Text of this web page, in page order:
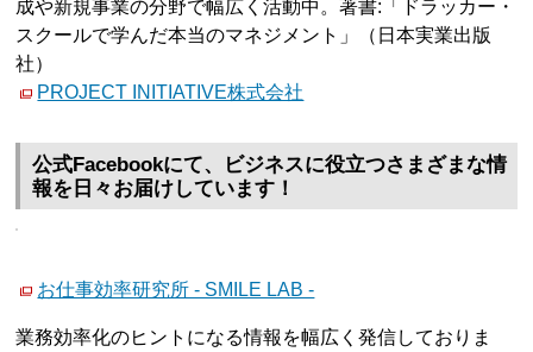
成や新規事業の分野で幅広く活動中。著書:「ドラッカー・
スクールで学んだ本当のマネジメント」（日本実業出版
社）
PROJECT INITIATIVE株式会社
公式Facebookにて、ビジネスに役立つさまざまな情
報を日々お届けしています！
お仕事効率研究所 - SMILE LAB -
業務効率化のヒントになる情報を幅広く発信しておりま